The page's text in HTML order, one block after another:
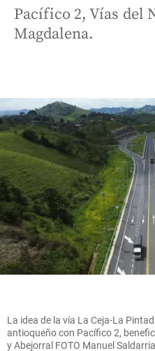
Pacífico 2, Vías del
Magdalena.
La idea de la vía La Ceja-La
antioqueño con Pacífico 2,
y Abejorral FOTO Manuel